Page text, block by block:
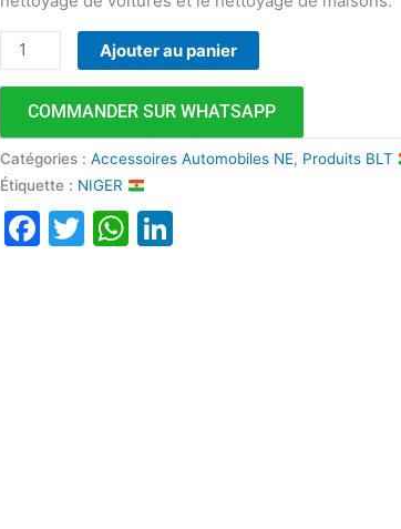
Ajouter au panier
COMMANDER SUR WHATSAPP
Catégories :Accessoires Automobiles NE, Produits BLT
Étiquette : NIGER
Facebook
TwitterWhatsApp